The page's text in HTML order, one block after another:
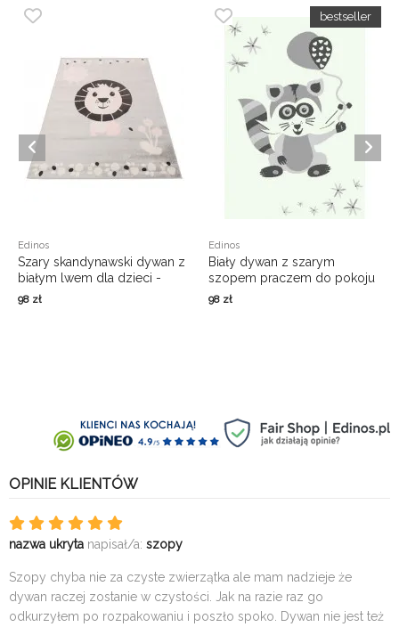
Edinos
Szary skandynawski dywan z
białym lwem dla dzieci -
Trino 5X
98 zł
Edinos
Biały dywan z szarym
szopem praczem do pokoju
dziecięcego - Trino 8X
98 zł
OPINIE KLIENTÓW
nazwa ukryta napisał/a: szopy
Szopy chyba nie za czyste zwierzątka ale mam nadzieje że
dywan raczej zostanie w czystości. Jak na razie raz go
odkurzyłem po rozpakowaniu i poszło spoko. Dywan nie jest też